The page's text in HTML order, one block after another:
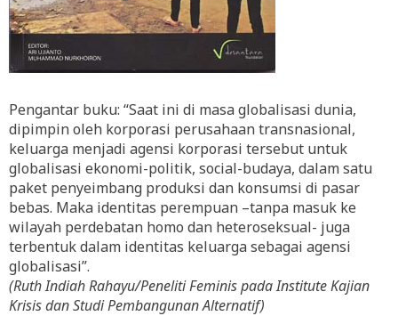
Pengantar buku: “Saat ini di masa globalisasi dunia,
dipimpin oleh korporasi perusahaan transnasional,
keluarga menjadi agensi korporasi tersebut untuk
globalisasi ekonomi-politik, social-budaya, dalam satu
paket penyeimbang produksi dan konsumsi di pasar
bebas. Maka identitas perempuan –tanpa masuk ke
wilayah perdebatan homo dan heteroseksual- juga
terbentuk dalam identitas keluarga sebagai agensi
globalisasi”.
(Ruth Indiah Rahayu/Peneliti Feminis pada Institute Kajian
Krisis dan Studi Pembangunan Alternatif)